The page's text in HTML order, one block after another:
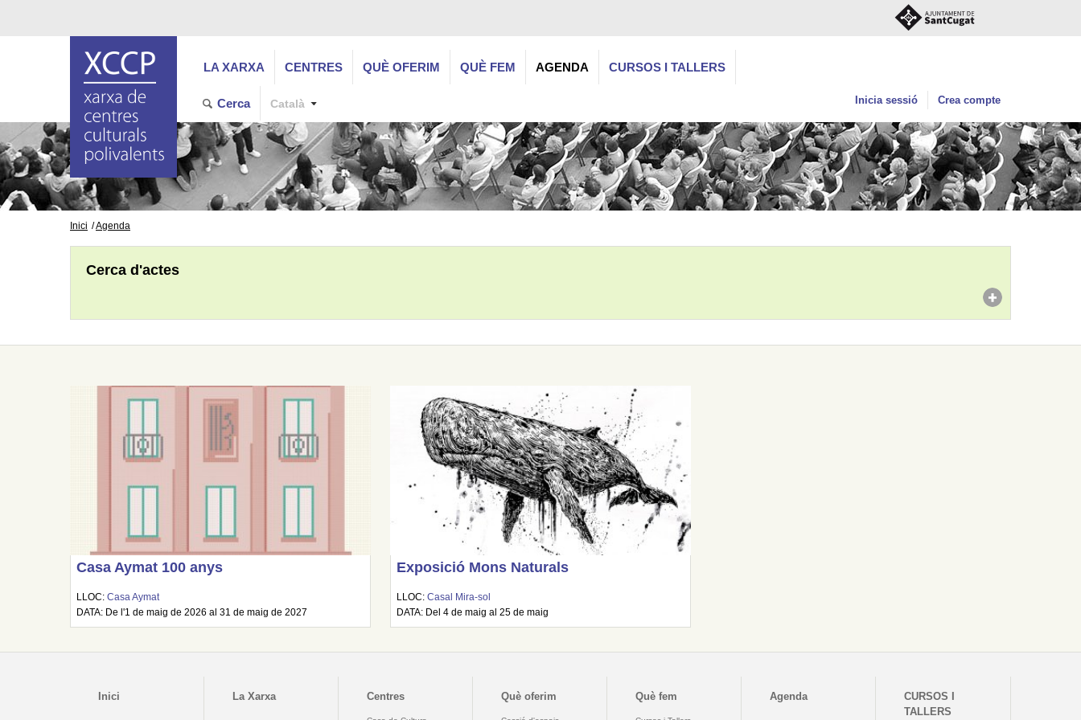
LA XARXA CENTRES QUÈ OFERIM QUÈ FEM AGENDA CURSOS I TALLERS
Cerca Català Inicia sessió Crea compte
Inici Agenda
Cerca d'actes
Casa Aymat 100 anys
LLOC:Casa Aymat
DATA: De l'1 de maig de 2026 al 31 de maig de 2027
Exposició Mons Naturals
LLOC:Casal Mira-sol
DATA: Del 4 de maig al 25 de maig
Inici La Xarxa Centres Què oferim Què fem Agenda
CURSOS I
TALLERS